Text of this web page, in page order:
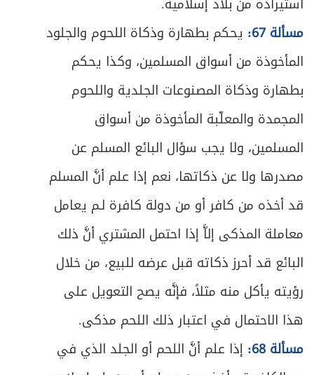
مسألة 67:
يحكم بطهارة وذكاة اللحوم والجلود
المأخوذة من أسواق المسلمين، وكذا يحكم
بطهارة وذكاة المصنوعات الجلدية واللحوم
المجمدة والمعلّبة المأخوذة من أسواق
المسلمين، ولا يجب سؤال البائع المسلم عن
مصدرها ولا عن ذكاتها، نعم إذا علم أنَّ المسلم
قد أخذه من كافر أو من دولة كافرة لـم يعامل
معاملة المذكى إلاَّ إذا احتمل المشتري أنَّ ذلك
البائع قد أحرز ذكاته قبل عرضه للبيع، من خلال
رؤيته يأكل منه مثلاً، فإنَّه يصح التعويل على
هذا الاحتمال في اعتبار ذلك اللحم مذكى.
مسألة 68:
إذا علم أنَّ اللحم أو الجلد الذي في
376 المبحث الرابع ـ مبدأ الشروع في القصر
ص 378
المبحث الخامس ـ أحكام الخلل في صلاة
المسافر
ص
381 الفصل الخامس: في صلاة الجماعة
384
المبحث الأول ـ في الصلوات التي يسوغ فيها
الاقتداء
ص 386 المبحث الثاني ـ في كيفية الاقتداء
388 المبحث الثالث ـ في شروط الاقتداء
ص
394 المبحث الرابع ـ في شروط إمام الجماعة
ص
398 المبحث الخامس ـ في كيفية صلاة الجماعة